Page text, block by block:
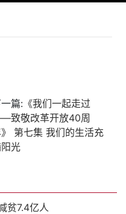
篇:《我们一起走过
致敬改革开放40周
第七集 我们的生活充
光
贫7.4亿人